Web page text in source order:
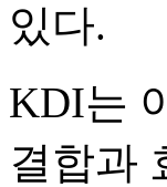
있다.
KDI는
결합과